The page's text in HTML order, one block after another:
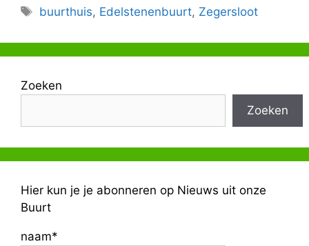
Tags
buurthuis, Edelstenenbuurt, Zegersloot
Zoeken
Zoeken
Hier kun je je abonneren op Nieuws uit onze
Buurt
naam*